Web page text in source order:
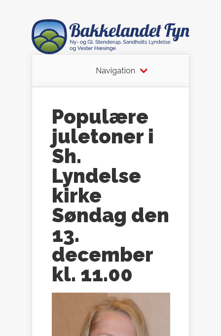
Navigation
Populære
juletoner i
Sh.
Lyndelse
kirke
Søndag den
13.
december
kl. 11.00